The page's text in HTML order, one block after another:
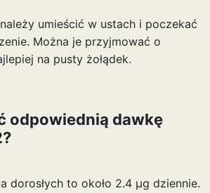
umieścić w ustach i poczekać
Można je przyjmować o
na pusty żołądek.
odpowiednią dawkę
dorosłych to około 2.4 µg dziennie.